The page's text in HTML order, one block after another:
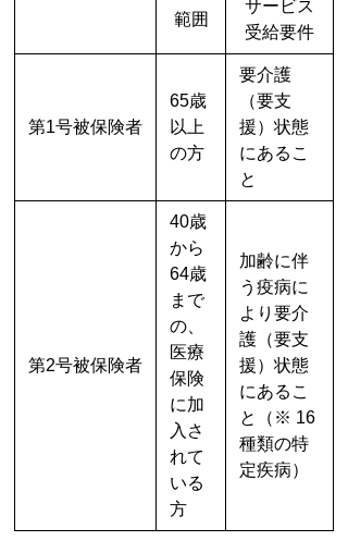
範囲
サービス
受給要件
第1号被保険者
65歳
以上
の方
要介護
（要支
援）状態
にあるこ
と
第2号被保険者
40歳
から
64歳
まで
の、
医療
保険
に加
入さ
れて
いる
方
加齢に伴
う疫病に
より要介
護（要支
援）状態
にあるこ
と（※ 16
種類の特
定疾病）